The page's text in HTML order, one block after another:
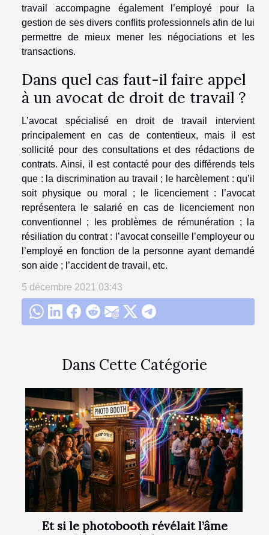
Dans Cette Catégorie
Et si le photobooth révélait l’âme
travail accompagne également l’employé pour la
gestion de ses divers conflits professionnels afin de lui
permettre de mieux mener les négociations et les
transactions.
Dans quel cas faut-il faire appel
à un avocat de droit de travail ?
L’avocat spécialisé en droit de travail intervient
principalement en cas de contentieux, mais il est
sollicité pour des consultations et des rédactions de
contrats. Ainsi, il est contacté pour des différends tels
que : la discrimination au travail ; le harcèlement : qu’il
soit physique ou moral ; le licenciement : l’avocat
représentera le salarié en cas de licenciement non
conventionnel ; les problèmes de rémunération ; la
résiliation du contrat : l’avocat conseille l’employeur ou
l’employé en fonction de la personne ayant demandé
son aide ; l’accident de travail, etc.
5 décembre 2021 03:43